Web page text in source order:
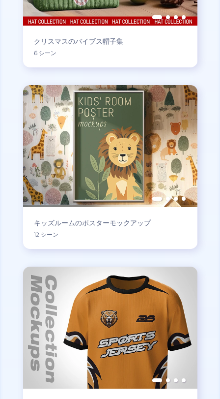
クリスマスのバイブス帽子集
6 シーン
キッズルームのポスターモックアップ
12 シーン